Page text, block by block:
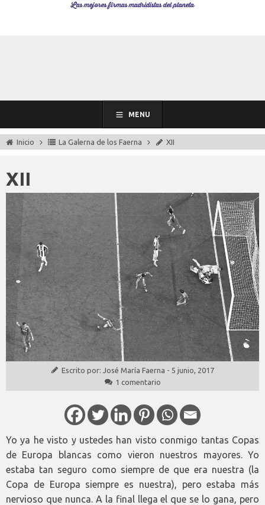
Las mejores firmas madridistas del planeta
MENU
Inicio La Galerna de los Faerna XII
XII
Escrito por: José María Faerna - 5 junio, 2017
1 comentario
Yo ya he visto y ustedes han visto conmigo tantas Copas
de Europa blancas como vieron nuestros mayores. Yo
estaba tan seguro como siempre de que era nuestra (la
Copa de Europa siempre es nuestra), pero estaba más
nervioso que nunca. A la final llega el que se lo gana, pero